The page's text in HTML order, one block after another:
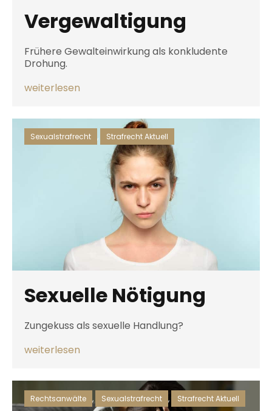
Vergewaltigung
Frühere Gewalteinwirkung als konkludente
Drohung.
weiterlesen
Sexuelle Nötigung
Zungekuss als sexuelle Handlung?
weiterlesen
Sexualstrafrecht , Strafrecht Aktuell
Rechtsanwälte , Sexualstrafrecht , Strafrecht Aktuell